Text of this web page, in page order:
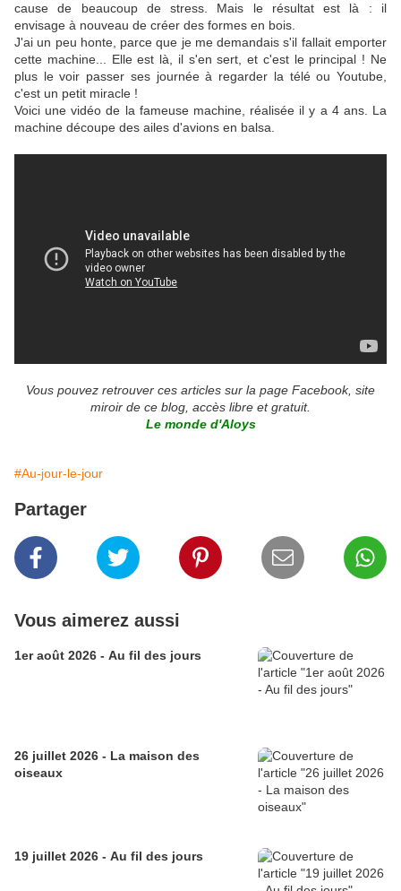
cause de beaucoup de stress. Mais le résultat est là : il
envisage à nouveau de créer des formes en bois.
J'ai un peu honte, parce que je me demandais s'il fallait emporter
cette machine... Elle est là, il s'en sert, et c'est le principal ! Ne
plus le voir passer ses journée à regarder la télé ou Youtube,
c'est un petit miracle !
Voici une vidéo de la fameuse machine, réalisée il y a 4 ans. La
machine découpe des ailes d'avions en balsa.
Vous pouvez retrouver ces articles sur la page Facebook, site
miroir de ce blog, accès libre et gratuit.
Le monde d'Aloys
#Au-jour-le-jour
Partager
Vous aimerez aussi
1er août 2026 - Au fil des jours
26 juillet 2026 - La maison des
oiseaux
19 juillet 2026 - Au fil des jours